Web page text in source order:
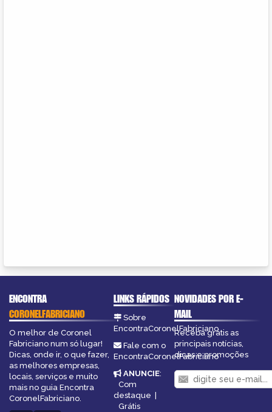
ENCONTRA
CORONELFABRICIANO
O melhor de Coronel
Fabriciano num só lugar!
Dicas, onde ir, o que fazer,
as melhores empresas,
locais, serviços e muito
mais no guia Encontra
CoronelFabriciano.
LINKS RÁPIDOS
Sobre
EncontraCoronelFabriciano
Fale com o
EncontraCoronelFabriciano
ANUNCIE:
Com
destaque
Grátis
NOVIDADES POR E-
MAIL
Receba grátis as
principais notícias,
dicas e promoções